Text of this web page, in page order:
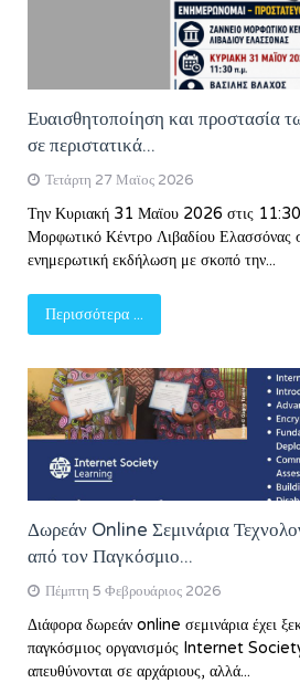
Ευαισθητοποίηση και προστασία
σε περιστατικά...
Τετάρτη 27 Μαϊος 2026
Την Κυριακή 31 Μαϊου 2026 στις
Μορφωτικό Κέντρο Λιβαδίου Ελασσόνας
ενημερωτική εκδήλωση με σκοπό την...
Περισσότερα ...
Δωρεάν Online Σεμινάρια
από τον Παγκόσμιο...
Πέμπτη 5 Φεβρουάριος 2026
Διάφορα δωρεάν online σεμινάρια έχει
παγκόσμιος οργανισμός Internet
απευθύνονται σε αρχάριους, αλλά...